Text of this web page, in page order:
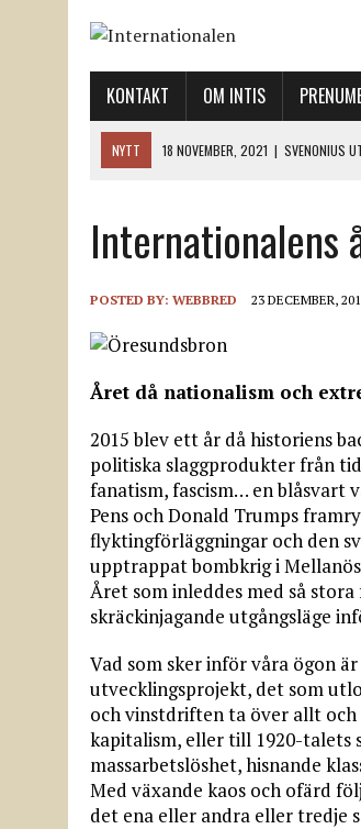
KONTAKT OM INTIS
NYTT 18 NOVEMBER, 2021 | SVENONIUS
12 NOVEMBER, 2021
ETT STEG TILL
12 NOVEMBER, 2021 | NÄR DE DÖDA TAR SIG
12 NOVEMBER, 2021 | ”SVENSKA
Internationalens
POSTED BY: WEBBRED 23 DECEMBER,
Året då nationalism och
2015 blev ett år då historiens
politiska slaggprodukter från
fanatism, fascism… en blåsvart
Pens och Donald Trumps
flyktingförläggningar och den
upptrappat bombkrig i
Året som inleddes med så
skräckinjagande utgångsläge
Vad som sker inför våra ögon
utvecklingsprojekt, det som
och vinstdriften ta över allt och
kapitalism, eller till 1920-talets
massarbetslöshet, hisnande
Med växande kaos och ofärd
det ena eller andra eller tredje